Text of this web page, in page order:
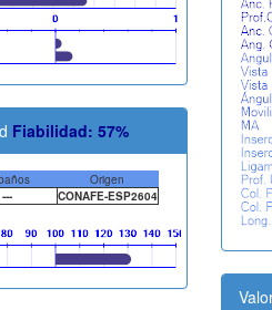
Fiabilidad: 57%
Origen
--- CONAFE-ESP2604